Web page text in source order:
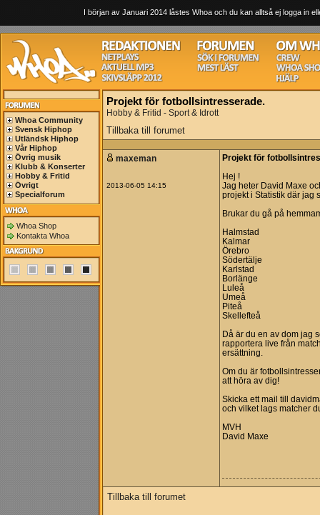
I början av Januari 2014 låstes Whoa och du kan alltså ej logga in
Whoa Community
Svensk Hiphop
Utländsk Hiphop
Vår Hiphop
Övrig musik
Klubb & Konserter
Hobby & Fritid
Övrigt
Specialforum
Whoa Shop
Kontakta Whoa
Projekt för fotbollsintresserade.
Hobby & Fritid - Sport & Idrott
Tillbaka till forumet
maxeman
2013-06-05 14:15
Projekt för
Hej !
Jag heter David Maxe
projekt i Statistik där jag
Brukar du gå på
Halmstad
Kalmar
Örebro
Södertälje
Karlstad
Borlänge
Luleå
Umeå
Piteå
Skellefteå
Då är du en av dom jag
rapportera live från
ersättning.
Om du är
att höra av dig!
Skicka ett mail till
och vilket lags matcher
MVH
David Maxe
Tillbaka till forumet